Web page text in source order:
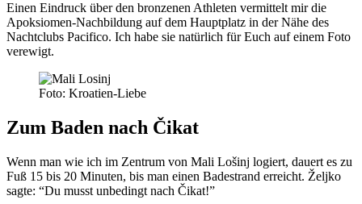
Einen Eindruck über den bronzenen Athleten vermittelt mir die
Apoksiomen-Nachbildung auf dem Hauptplatz in der Nähe des
Nachtclubs Pacifico. Ich habe sie natürlich für Euch auf einem Foto
verewigt.
Foto: Kroatien-Liebe
Zum Baden nach Čikat
Wenn man wie ich im Zentrum von Mali Lošinj logiert, dauert es zu
Fuß 15 bis 20 Minuten, bis man einen Badestrand erreicht. Željko
sagte: “Du musst unbedingt nach Čikat!”